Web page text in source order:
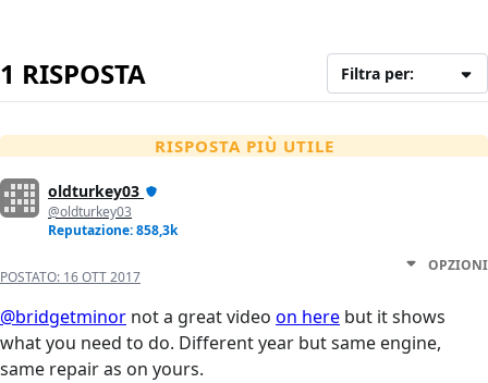
1 RISPOSTA Filtra per:
RISPOSTA PIÙ UTILE
oldturkey03
@oldturkey03
Reputazione: 858,3k
POSTATO: 16 OTT 2017
OPZIONI
@bridgetminor not a great video on here but it shows
what you need to do. Different year but same engine,
same repair as on yours.